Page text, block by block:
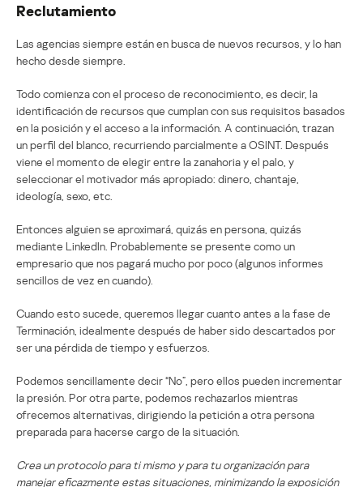
Reclutamiento
Las agencias siempre están en busca de nuevos recursos, y lo han
hecho desde siempre.
Todo comienza con el proceso de reconocimiento, es decir, la
identificación de recursos que cumplan con sus requisitos basados
en la posición y el acceso a la información. A continuación, trazan
un perfil del blanco, recurriendo parcialmente a OSINT. Después
viene el momento de elegir entre la zanahoria y el palo, y
seleccionar el motivador más apropiado: dinero, chantaje,
ideología, sexo, etc.
Entonces alguien se aproximará, quizás en persona, quizás
mediante LinkedIn. Probablemente se presente como un
empresario que nos pagará mucho por poco (algunos informes
sencillos de vez en cuando).
Cuando esto sucede, queremos llegar cuanto antes a la fase de
Terminación, idealmente después de haber sido descartados por
ser una pérdida de tiempo y esfuerzos.
Podemos sencillamente decir “No”, pero ellos pueden incrementar
la presión. Por otra parte, podemos rechazarlos mientras
ofrecemos alternativas, dirigiendo la petición a otra persona
preparada para hacerse cargo de la situación.
Crea un protocolo para ti mismo y para tu organización para
manejar eficazmente estas situaciones, minimizando la exposición